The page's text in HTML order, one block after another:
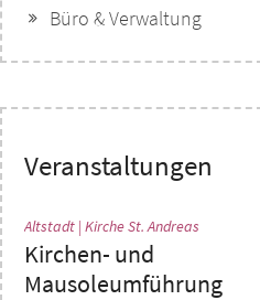
Büro & Verwaltung
Veranstaltungen
Altstadt | Kirche St. Andreas
Kirchen- und
Mausoleumführung